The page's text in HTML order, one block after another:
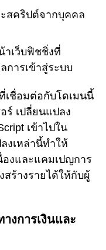
สคริปต์จากบุคคล
าเว็บฟิชชิ่งที่
การเข้าสู่ระบบ
เชื่อมต่อกับโดเมนนี้
ร์ เปลี่ยนแปลง
เข้าไปใน
งเหล่านี้ทำให้
งและแคมเปญการ
สร้างรายได้ให้กับผู้
งการเงินและ